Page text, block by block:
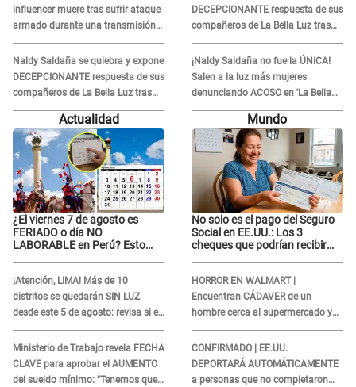
influencer muere tras sufrir ataque
armado durante una transmisión
en vivo
Naldy Saldaña se quiebra y expone
DECEPCIONANTE respuesta de sus
compañeros de La Bella Luz tras
sufrir agresión: "Sabían lo que
DECEPCIONANTE respuesta de sus
compañeros de La Bella Luz tras
sufrir agresión: "Sabían lo que
pasaba"
¡Naldy Saldaña no fue la ÚNICA!
Salen a la luz más mujeres
denunciando ACOSO en 'La Bella
Luz' por parte de director
Actualidad
¿El viernes 7 de agosto es
FERIADO o día NO
LABORABLE en Perú? Esto
¡Atención, LIMA! Más de 10
distritos se quedarán SIN LUZ
desde este 5 de agosto: revisa si el
tuyo está en la lista
Ministerio de Trabajo revela FECHA
CLAVE para aprobar el AUMENTO
del sueldo mínimo: "Tenemos que
Mundo
No solo es el pago del Seguro
Social en EE.UU.: Los 3
cheques que podrían recibir
HORROR EN WALMART |
Encuentran CÁDAVER de un
hombre cerca al supermercado y
esto reveló la autopsia que le
realizaron
CONFIRMADO | EE.UU.
DEPORTARÁ AUTOMÁTICAMENTE
a personas que no completaron